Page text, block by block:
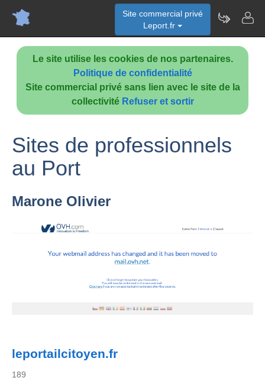
Le site utilise les cookies de nos partenaires.
Politique de confidentialité
Site commercial privé sans lien avec le site de la
collectivité Refuser et sortir
Site commercial privé
Leport.fr
Sites de professionnels
au Port
Marone Olivier
leportailcitoyen.fr
189